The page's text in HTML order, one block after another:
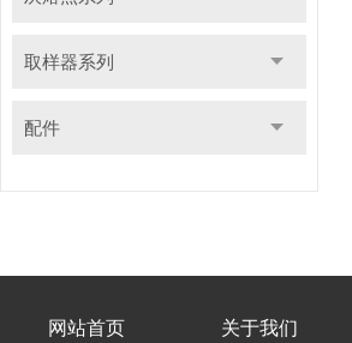
取样器系列
配件
网站首页 关于我们